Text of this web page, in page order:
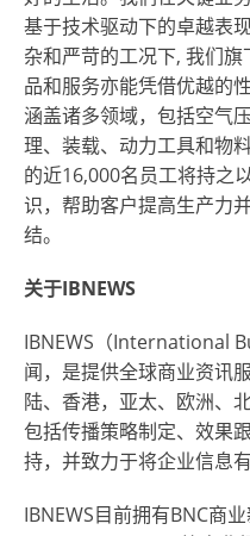
基于技术驱动下的卓越表
杂和严苛的工况下, 我们
品和服务亦能凭借优越的
涵盖诸多领域，包括空气
理、装载、动力工具和物
的近16,000名员工将持之
识，帮助客户提高生产力
结。
关于IBNEWS
IBNEWS（International
闻，是提供全球商业资讯
陆、香港，亚太、欧洲、
包括传播策略制定、效果
持，并致力于将企业信息
IBNEWS目前拥有BNC商业